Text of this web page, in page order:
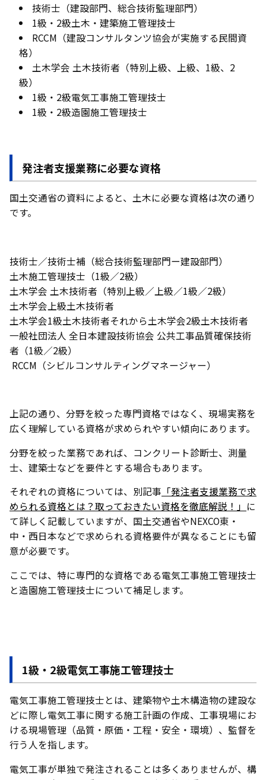
技術士（建設部門、総合技術監理部門）
1級・2級土木・建築施工管理技士
RCCM（建設コンサルタンツ協会が実施する民間資
格）
土木学会 土木技術者（特別上級、上級、1級、2
級）
1級・2級電気工事施工管理技士
1級・2級造園施工管理技士
発注者支援業務に必要な資格
国土交通省の資料によると、土木に必要な資格は次の通り
です。
技術士／技術士補（総合技術監理部門ー建設部門）
土木施工管理技士（1級／2級）
土木学会 土木技術者（特別上級／上級／1級／2級）
土木学会上級土木技術者
土木学会1級土木技術者それから土木学会2級土木技術者
一般社団法人 全日本建設技術協会 公共工事品質確保技術
者（1級／2級）
RCCM（シビルコンサルティングマネージャー）
上記の通り、分野を絞った専門資格ではなく、現場実務を
広く理解している資格が求められやすい傾向にあります。
分野を絞った業務であれば、コンクリート診断士、測量
士、建築士などを要件とする場合もあります。
それぞれの資格については、別記事 「発注者支援業務で求
められる資格とは？取っておきたい資格を徹底解説！」 に
て詳しく記載していますが、国土交通省やNEXCO東・
中・西日本などで求められる資格要件が異なることにも留
意が必要です。
ここでは、特に専門的な資格である電気工事施工管理技士
と造園施工管理技士について補足します。
1級・2級電気工事施工管理技士
電気工事施工管理技士とは、建築物や土木構造物の建設な
どに際し電気工事に関する施工計画の作成、工事現場にお
ける現場管理（品質・原価・工程・安全・環境）、監督を
行う人を指します。
電気工事が単独で発注されることは多くありませんが、構